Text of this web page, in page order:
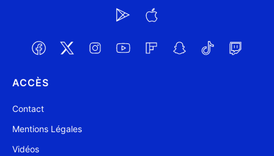
ACCÈS
Contact
Mentions Légales
Vidéos